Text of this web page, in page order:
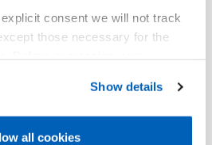
consent we will not track
those necessary for the
Gefran - Cookie
Show details
all cookies